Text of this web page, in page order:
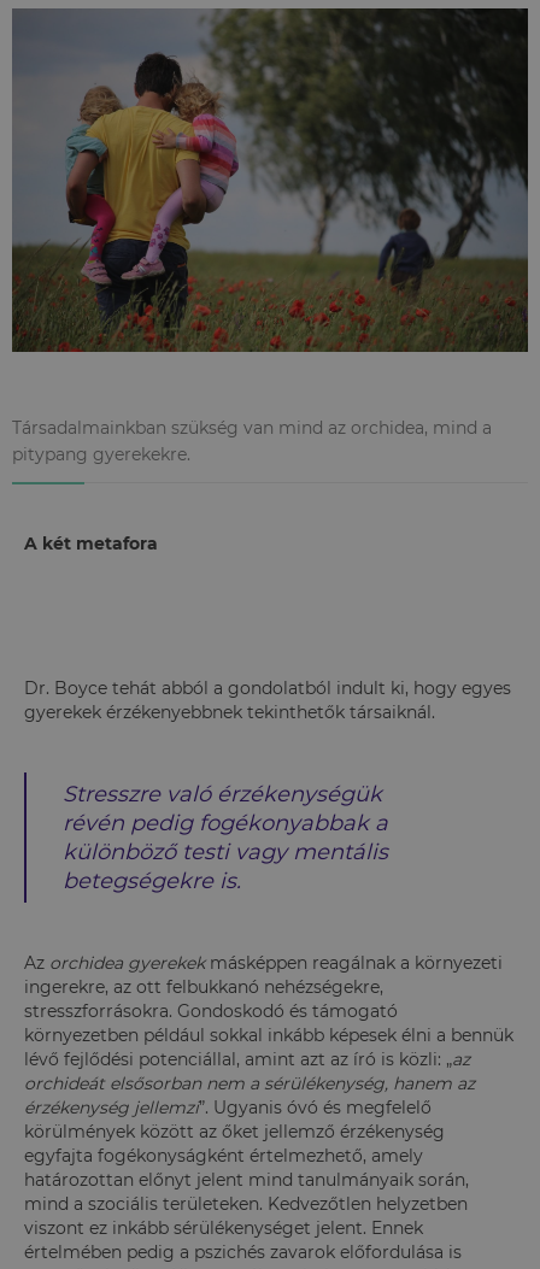
Társadalmainkban szükség van mind az orchidea, mind a
pitypang gyerekekre.
A két metafora
Dr. Boyce tehát abból a gondolatból indult ki, hogy egyes
gyerekek érzékenyebbnek tekinthetők társaiknál.
Stresszre való érzékenységük
révén pedig fogékonyabbak a
különböző testi vagy mentális
betegségekre is.
Az orchidea gyerekekmásképpen reagálnak a környezeti
ingerekre, az ott felbukkanó nehézségekre,
stresszforrásokra. Gondoskodó és támogató
környezetben például sokkal inkább képesek élni a bennük
lévő fejlődési potenciállal, amint azt az író is közli: „az
orchideát elsősorban nem a sérülékenység, hanem az
érzékenység jellemzi”. Ugyanis óvó és megfelelő
körülmények között az őket jellemző érzékenység
egyfajta fogékonyságként értelmezhető, amely
határozottan előnyt jelent mind tanulmányaik során,
mind a szociális területeken. Kedvezőtlen helyzetben
viszont ez inkább sérülékenységet jelent. Ennek
értelmében pedig a pszichés zavarok előfordulása is